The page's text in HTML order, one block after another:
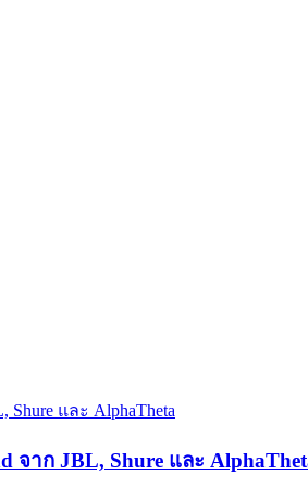
จาก JBL, Shure และ